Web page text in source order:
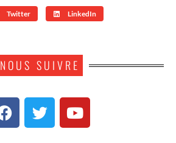
Twitter LinkedIn
NOUS SUIVRE